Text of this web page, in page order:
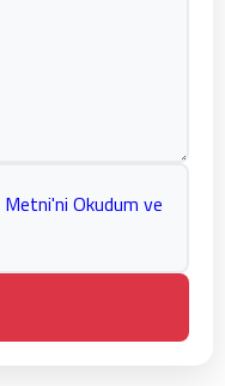
Okudum ve